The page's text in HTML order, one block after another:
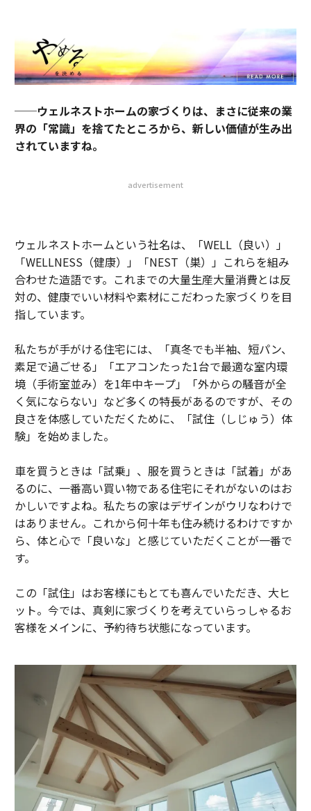
──ウェルネストホームの家づくりは、まさに従来の業
界の「常識」を捨てたところから、新しい価値が生み出
されていますね。
advertisement
ウェルネストホームという社名は、「WELL（良い）」
「WELLNESS（健康）」「NEST（巣）」これらを組み
合わせた造語です。これまでの大量生産大量消費とは反
対の、健康でいい材料や素材にこだわった家づくりを目
指しています。
私たちが手がける住宅には、「真冬でも半袖、短パン、
素足で過ごせる」「エアコンたった1台で最適な室内環
境（手術室並み）を1年中キープ」「外からの騒音が全
く気にならない」など多くの特長があるのですが、その
良さを体感していただくために、「試住（しじゅう）体
験」を始めました。
車を買うときは「試乗」、服を買うときは「試着」があ
るのに、一番高い買い物である住宅にそれがないのはお
かしいですよね。私たちの家はデザインがウリなわけで
はありません。これから何十年も住み続けるわけですか
ら、体と心で「良いな」と感じていただくことが一番で
す。
この「試住」はお客様にもとても喜んでいただき、大ヒ
ット。今では、真剣に家づくりを考えていらっしゃるお
客様をメインに、予約待ち状態になっています。